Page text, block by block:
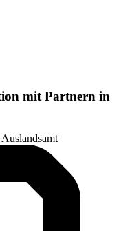
mit Partnern in